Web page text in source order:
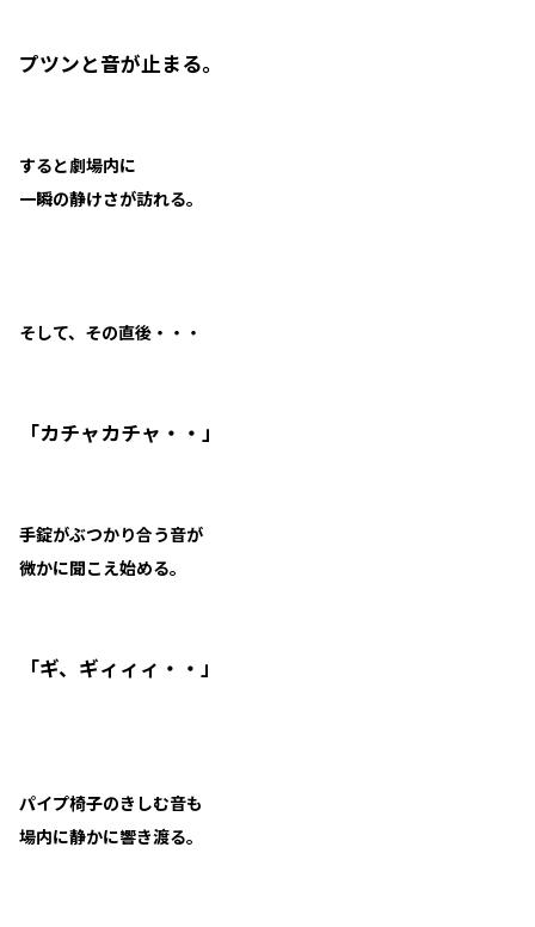
プツンと音が止まる。
すると劇場内に
一瞬の静けさが訪れる。
そして、その直後・・・
「カチャカチャ・・」
手錠がぶつかり合う音が
微かに聞こえ始める。
「ギ、ギィィィ・・」
パイプ椅子のきしむ音も
場内に静かに響き渡る。